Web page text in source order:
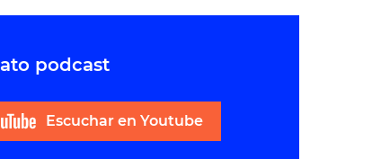
podcast
Escuchar en Youtube